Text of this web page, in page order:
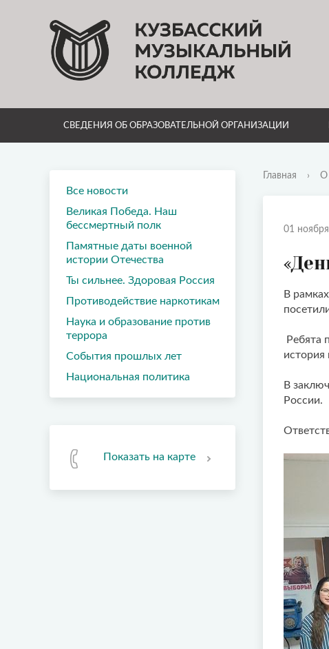
СВЕДЕНИЯ ОБ ОБРАЗОВАТЕЛЬНОЙ ОРГАНИЗАЦИИ
Все новости
Великая Победа. Наш
бессмертный полк
Памятные даты военной
истории Отечества
Ты сильнее. Здоровая Россия
Противодействие наркотикам
Наука и образование против
террора
События прошлых лет
Национальная политика
Показать на карте
Главная › О
01
В
Ребята
история
В
России.